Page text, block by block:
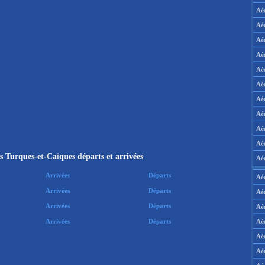
Turques-et-Caïques départs et arrivées
Arrivées Départs
Arrivées Départs
Arrivées Départs
Arrivées Départs